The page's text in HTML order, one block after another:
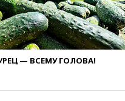
— ВСЕМУ ГОЛОВА!